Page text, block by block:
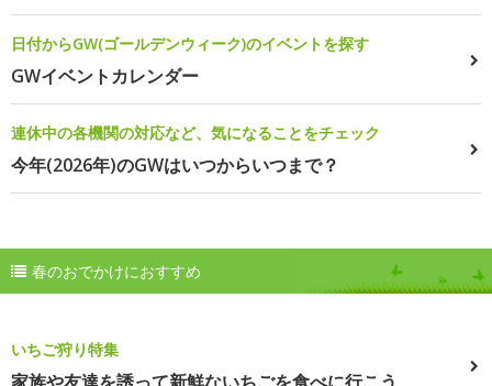
日付からGW(ゴールデンウィーク)のイベントを探す
GWイベントカレンダー
連休中の各機関の対応など、気になることをチェック
今年(2026年)のGWはいつからいつまで？
春のおでかけにおすすめ
いちご狩り特集